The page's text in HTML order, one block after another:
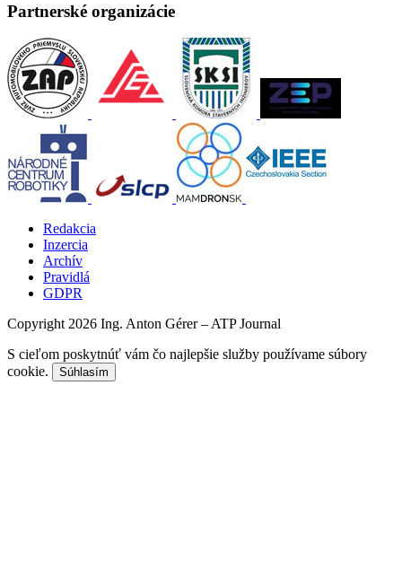
Partnerské organizácie
Redakcia
Inzercia
Archív
Pravidlá
GDPR
Copyright 2026 Ing. Anton Gérer – ATP Journal
S cieľom poskytnúť vám čo najlepšie služby používame súbory
cookie.
Súhlasím